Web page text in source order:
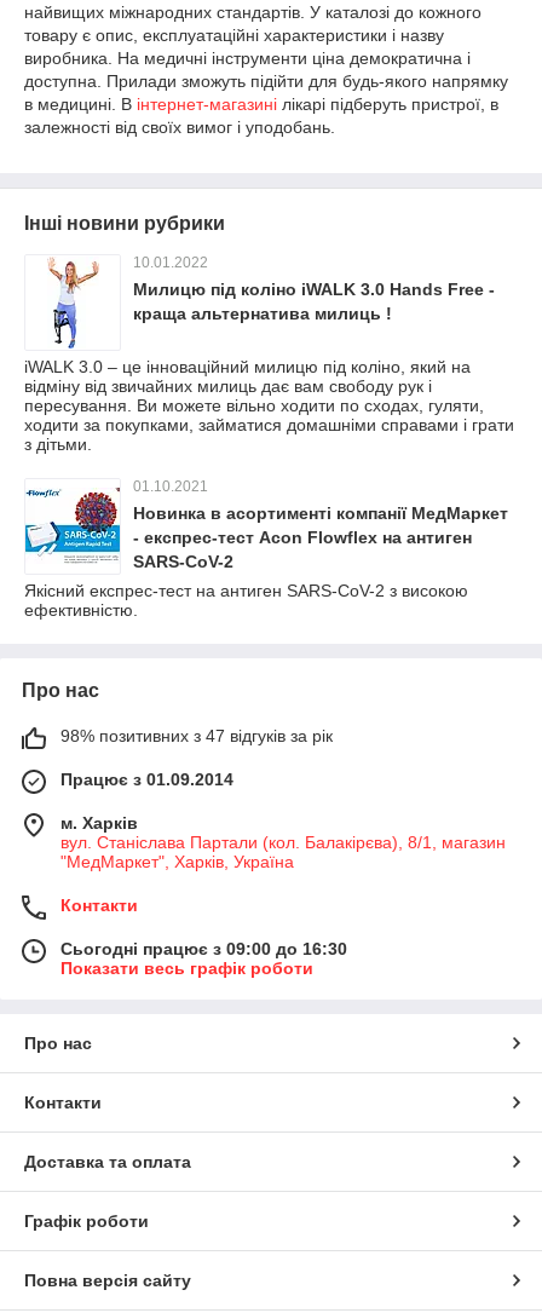
найвищих міжнародних стандартів. У каталозі до кожного
товару є опис, експлуатаційні характеристики і назву
виробника. На медичні інструменти ціна демократична і
доступна. Прилади зможуть підійти для будь-якого напрямку
в медицині. В інтернет-магазині лікарі підберуть пристрої, в
залежності від своїх вимог і уподобань.
Інші новини рубрики
10.01.2022
Милицю під коліно iWALK 3.0 Hands Free -
краща альтернатива милиць !
iWALK 3.0 – це інноваційний милицю під коліно, який на
відміну від звичайних милиць дає вам свободу рук і
пересування. Ви можете вільно ходити по сходах, гуляти,
ходити за покупками, займатися домашніми справами і грати
з дітьми.
01.10.2021
Новинка в асортименті компанії МедМаркет
- експрес-тест Acon Flowflex на антиген
SARS-CoV-2
Якісний експрес-тест на антиген SARS-CoV-2 з високою
ефективністю.
Про нас
98% позитивних з 47 відгуків за рік
Працює з 01.09.2014
м. Харків
вул. Станіслава Партали (кол. Балакірєва), 8/1, магазин
"МедМаркет", Харків, Україна
Контакти
Сьогодні працює з 09:00 до 16:30
Показати весь графік роботи
Про нас
Контакти
Доставка та оплата
Графік роботи
Повна версія сайту